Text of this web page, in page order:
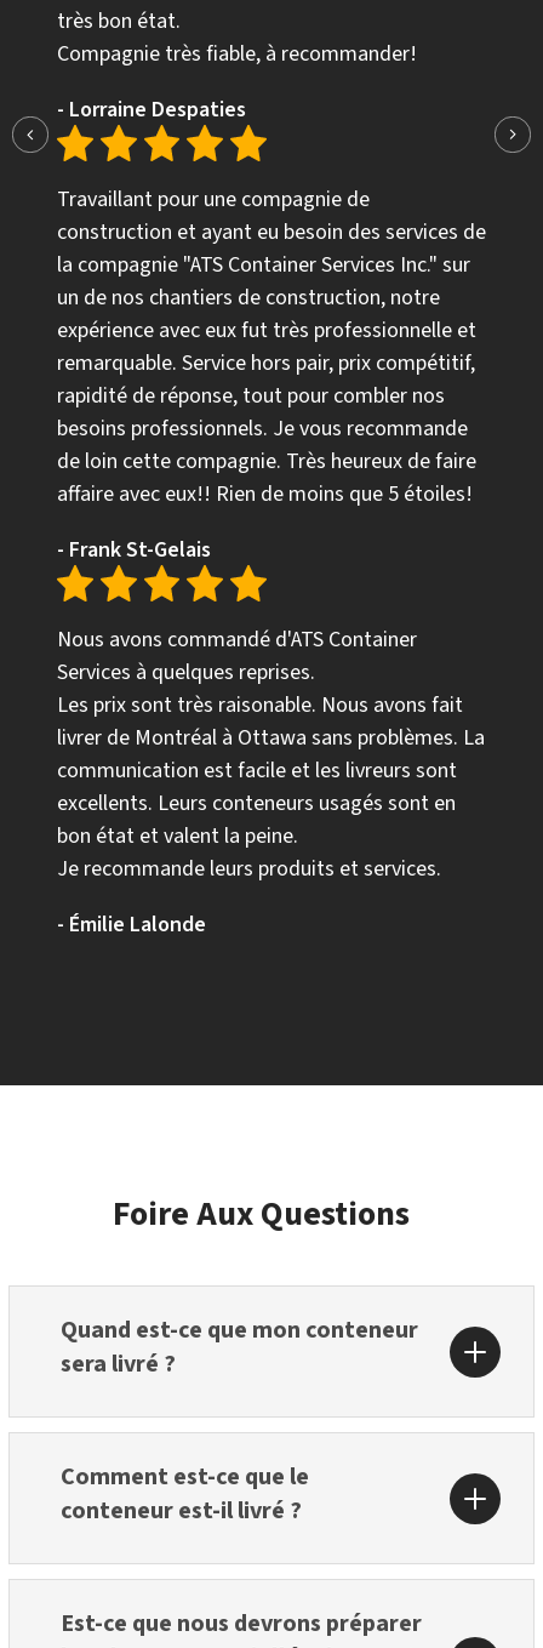
très bon état.
Compagnie très fiable, à recommander!
- Lorraine Despaties
Travaillant pour une compagnie de
construction et ayant eu besoin des services de
la compagnie "ATS Container Services Inc." sur
un de nos chantiers de construction, notre
expérience avec eux fut très professionnelle et
remarquable. Service hors pair, prix compétitif,
rapidité de réponse, tout pour combler nos
besoins professionnels. Je vous recommande
de loin cette compagnie. Très heureux de faire
affaire avec eux!! Rien de moins que 5 étoiles!
- Frank St-Gelais
Nous avons commandé d'ATS Container
Services à quelques reprises.
Les prix sont très raisonable. Nous avons fait
livrer de Montréal à Ottawa sans problèmes. La
communication est facile et les livreurs sont
excellents. Leurs conteneurs usagés sont en
bon état et valent la peine.
Je recommande leurs produits et services.
- Émilie Lalonde
Foire Aux Questions
Quand est-ce que mon conteneur
sera livré ?
Comment est-ce que le
conteneur est-il livré ?
Est-ce que nous devrons préparer